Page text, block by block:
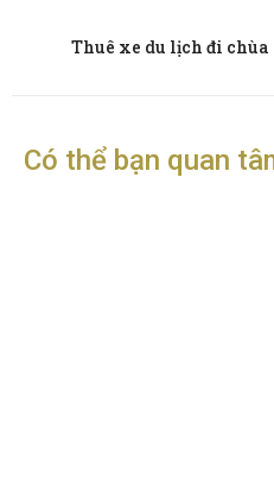
Thuê xe du lịch đi
Có thể bạn quan